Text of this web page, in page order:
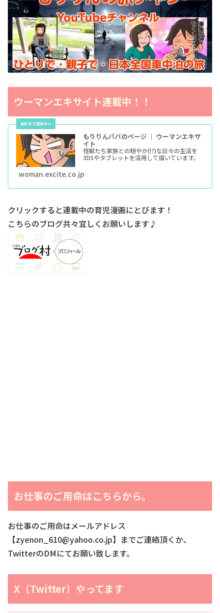
ウーマンエキサイト連載中！！
もりりんパパのページ ｜ ウーマンエキサ
イト
怪獣たち家族との穏やか(!?)な日々の生活を
3DSやタブレットを活用して描いています。
woman.excite.co.jp
クリックすると連載中の育児漫画にとびます！
こちらのブログ共々宜しくお願いします♪
お仕事のご用命はこちらから。
お仕事のご用命はメールアドレス
【zyenon_610@yahoo.co.jp】までご連絡頂くか、
TwitterのDMにてお願い致します。
X（Twitter）やってます